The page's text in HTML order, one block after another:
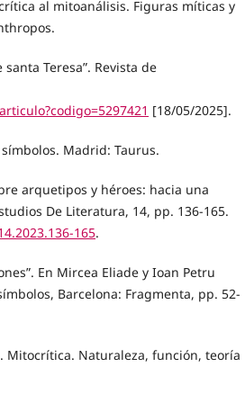
al mitoanálisis. Figuras míticas y
santa Teresa”. Revista de
[18/05/2025].
Madrid: Taurus.
arquetipos y héroes: hacia una
De Literatura, 14, pp. 136-165.
165.
En Mircea Eliade y Ioan Petru
Barcelona: Fragmenta, pp. 52-
Mitocrítica. Naturaleza, función, teoría